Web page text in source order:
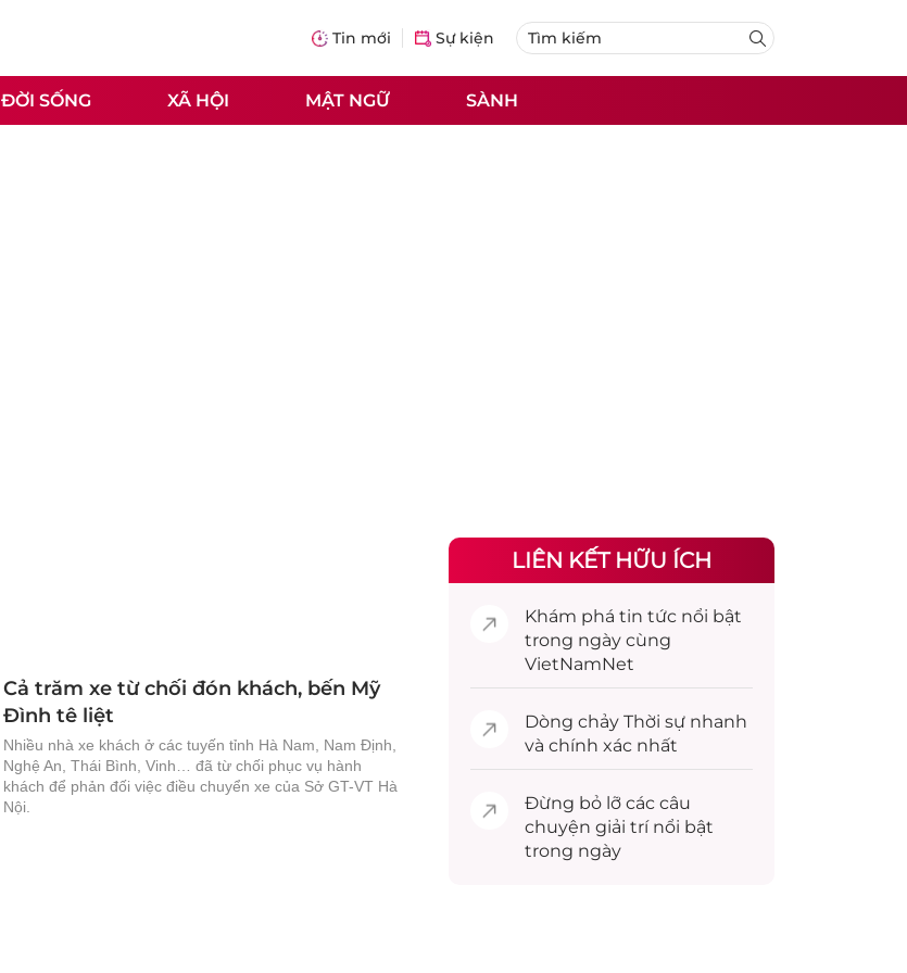
Tin mới Sự kiện
ĐỜI SỐNG XÃ HỘI MẬT NGỮ SÀNH
Cả trăm xe từ chối đón khách, bến Mỹ
Đình tê liệt
Nhiều nhà xe khách ở các tuyến tỉnh Hà Nam, Nam Định,
Nghệ An, Thái Bình, Vinh… đã từ chối phục vụ hành
khách để phản đối việc điều chuyển xe của Sở GT-VT Hà
Nội.
LIÊN KẾT HỮU ÍCH
Khám phá tin tức nổi bật
trong ngày cùng
VietNamNet
Dòng chảy Thời sự nhanh
và chính xác nhất
Đừng bỏ lỡ các câu
chuyện giải trínổi bật
trong ngày